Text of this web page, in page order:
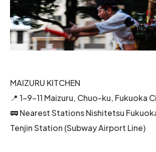
MAIZURU KITCHEN
📍 1-9-11 Maizuru, Chuo-ku, Fukuoka
🚃 Nearest Stations Nishitetsu
Tenjin Station (Subway Airport Line)